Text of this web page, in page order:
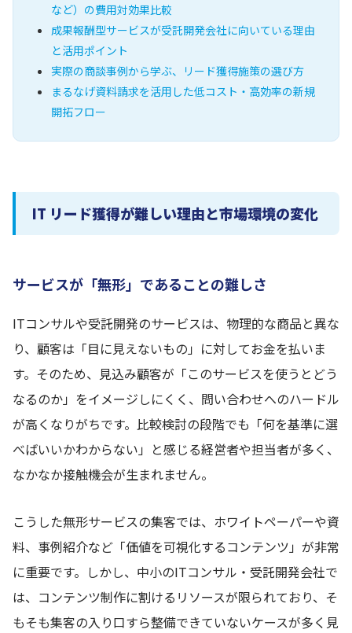
など）の費用対効果比較
成果報酬型サービスが受託開発会社に向いている理由
と活用ポイント
実際の商談事例から学ぶ、リード獲得施策の選び方
まるなげ資料請求を活用した低コスト・高効率の新規
開拓フロー
IT リード獲得が難しい理由と市場環境の変化
サービスが「無形」であることの難しさ
ITコンサルや受託開発のサービスは、物理的な商品と異な
り、顧客は「目に見えないもの」に対してお金を払いま
す。そのため、見込み顧客が「このサービスを使うとどう
なるのか」をイメージしにくく、問い合わせへのハードル
が高くなりがちです。比較検討の段階でも「何を基準に選
べばいいかわからない」と感じる経営者や担当者が多く、
なかなか接触機会が生まれません。
こうした無形サービスの集客では、ホワイトペーパーや資
料、事例紹介など「価値を可視化するコンテンツ」が非常
に重要です。しかし、中小のITコンサル・受託開発会社で
は、コンテンツ制作に割けるリソースが限られており、そ
もそも集客の入り口すら整備できていないケースが多く見